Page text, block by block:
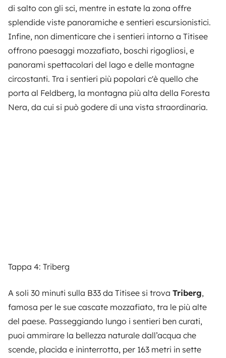
di salto con gli sci, mentre in estate la zona offre
splendide viste panoramiche e sentieri escursionistici.
Infine, non dimenticare che i sentieri intorno a Titisee
offrono paesaggi mozzafiato, boschi rigogliosi, e
panorami spettacolari del lago e delle montagne
circostanti. Tra i sentieri più popolari c'è quello che
porta al Feldberg, la montagna più alta della Foresta
Nera, da cui si può godere di una vista straordinaria.
Tappa 4: Triberg
A soli 30 minuti sulla B33 da Titisee si trova Triberg,
famosa per le sue cascate mozzafiato, tra le più alte
del paese. Passeggiando lungo i sentieri ben curati,
puoi ammirare la bellezza naturale dall’acqua che
scende, placida e ininterrotta, per 163 metri in sette